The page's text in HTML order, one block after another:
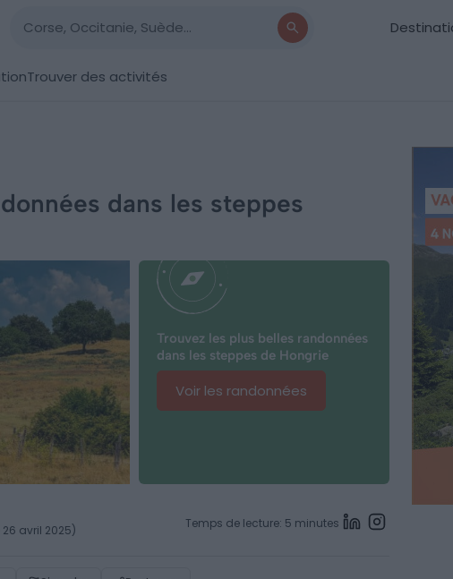
Trouver des activités
dans les steppes
Trouvez les plus belles randonnées
dans les steppes de Hongrie
Voir les randonnées
avril 2025) Temps de lecture: 5 minutes